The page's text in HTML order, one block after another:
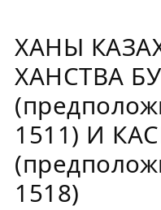
ХАНЫ
ХАНСТВА
1511) И
1518)